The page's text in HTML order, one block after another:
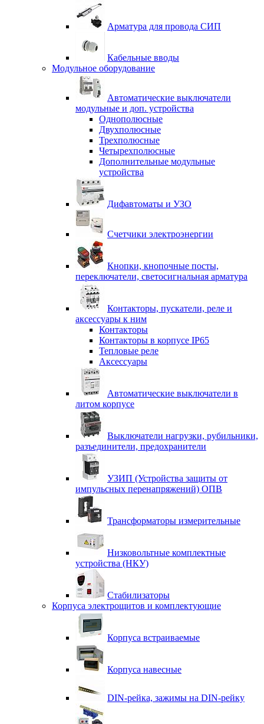
Арматура для провода СИП
Кабельные вводы
Модульное оборудование
Автоматические выключатели
модульные и доп. устройства
Однополюсные
Двухполюсные
Трехполюсные
Четырехполюсные
Дополнительные модульные
устройства
Дифавтоматы и УЗО
Счетчики электроэнергии
Кнопки, кнопочные посты,
переключатели, светосигнальная арматура
Контакторы, пускатели, реле и
аксессуары к ним
Контакторы
Контакторы в корпусе IP65
Тепловые реле
Аксессуары
Автоматические выключатели в
литом корпусе
Выключатели нагрузки, рубильники,
разъединители, предохранители
УЗИП (Устройства защиты от
импульсных перенапряжений) ОПВ
Трансформаторы измерительные
Низковольтные комплектные
устройства (НКУ)
Стабилизаторы
Корпуса электрощитов и комплектующие
Корпуса встраиваемые
Корпуса навесные
DIN-рейка, зажимы на DIN-рейку